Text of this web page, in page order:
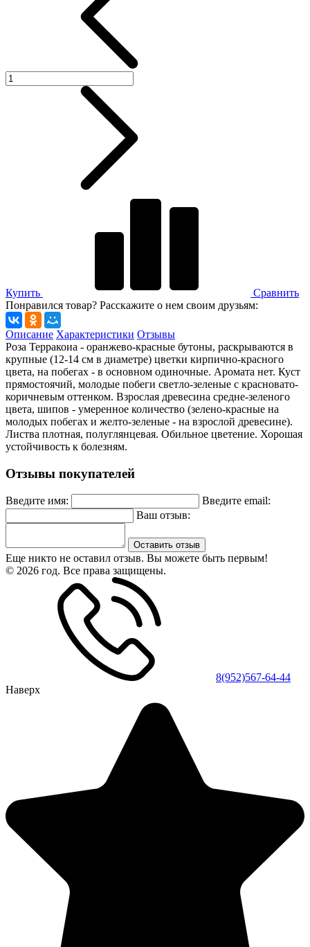
Купить
Сравнить
Понравился товар? Расскажите о нем своим друзьям:
Описание Характеристики Отзывы
Роза Терракоиа - оранжево-красные бутоны, раскрываются в
крупные (12-14 см в диаметре) цветки кирпично-красного
цвета, на побегах - в основном одиночные. Аромата нет. Куст
прямостоячий, молодые побеги светло-зеленые с красновато-
коричневым оттенком. Взрослая древесина средне-зеленого
цвета, шипов - умеренное количество (зелено-красные на
молодых побегах и желто-зеленые - на взрослой древесине).
Листва плотная, полуглянцевая. Обильное цветение. Хорошая
устойчивость к болезням.
Отзывы покупателей
Введите имя:
Введите email:
Ваш отзыв:
Оставить отзыв
Еще никто не оставил отзыв. Вы можете быть первым!
© 2026 год. Все права защищены.
8(952)567-64-44
Наверх